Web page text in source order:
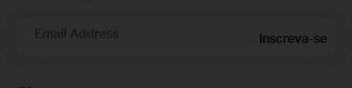
Email Address Inscreva-se